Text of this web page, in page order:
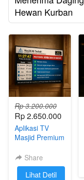
Hewan Kurban
Rp 3.200.000
Rp 2.650.000
Aplikasi TV
Masjid Premium
Share
`Lihat Detil